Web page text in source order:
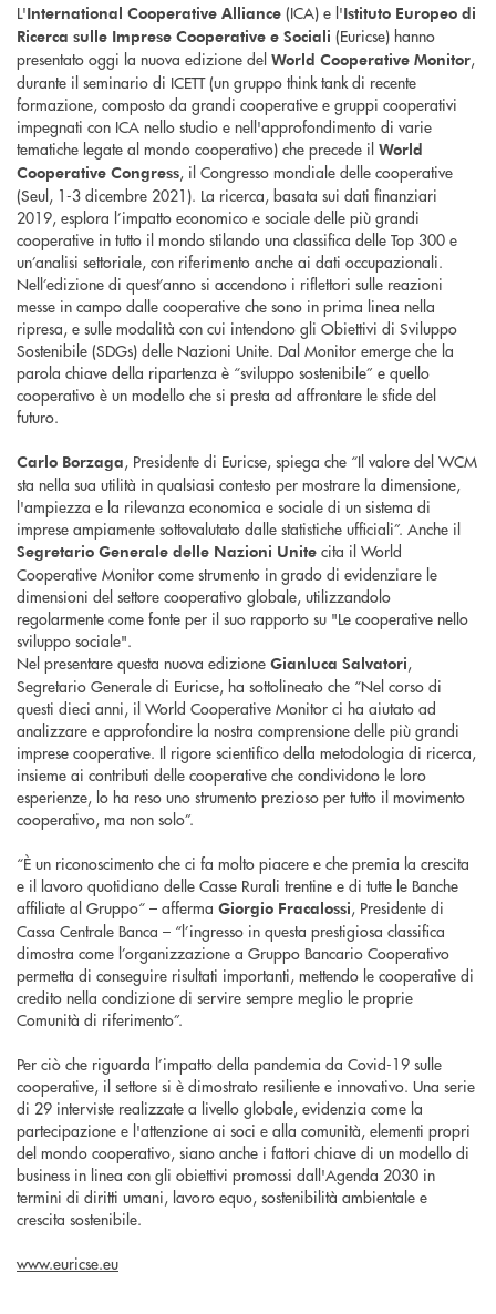
L'International Cooperative Alliance (ICA) e l'Istituto Europeo di
Ricerca sulle Imprese Cooperative e Sociali (Euricse) hanno
presentato oggi la nuova edizione del World Cooperative Monitor,
durante il seminario di ICETT (un gruppo think tank di recente
formazione, composto da grandi cooperative e gruppi cooperativi
impegnati con ICA nello studio e nell'approfondimento di varie
tematiche legate al mondo cooperativo) che precede il World
Cooperative Congress, il Congresso mondiale delle cooperative
(Seul, 1-3 dicembre 2021). La ricerca, basata sui dati finanziari
2019, esplora l’impatto economico e sociale delle più grandi
cooperative in tutto il mondo stilando una classifica delle Top 300 e
un’analisi settoriale, con riferimento anche ai dati occupazionali.
Nell’edizione di quest’anno si accendono i riflettori sulle reazioni
messe in campo dalle cooperative che sono in prima linea nella
ripresa, e sulle modalità con cui intendono gli Obiettivi di Sviluppo
Sostenibile (SDGs) delle Nazioni Unite. Dal Monitor emerge che la
parola chiave della ripartenza è “sviluppo sostenibile” e quello
cooperativo è un modello che si presta ad affrontare le sfide del
futuro.
Carlo Borzaga, Presidente di Euricse, spiega che “Il valore del WCM
sta nella sua utilità in qualsiasi contesto per mostrare la dimensione,
l'ampiezza e la rilevanza economica e sociale di un sistema di
imprese ampiamente sottovalutato dalle statistiche ufficiali”. Anche il
Segretario Generale delle Nazioni Unite cita il World
Cooperative Monitor come strumento in grado di evidenziare le
dimensioni del settore cooperativo globale, utilizzandolo
regolarmente come fonte per il suo rapporto su "Le cooperative nello
sviluppo sociale".
Nel presentare questa nuova edizione Gianluca Salvatori,
Segretario Generale di Euricse, ha sottolineato che “Nel corso di
questi dieci anni, il World Cooperative Monitor ci ha aiutato ad
analizzare e approfondire la nostra comprensione delle più grandi
imprese cooperative. Il rigore scientifico della metodologia di ricerca,
insieme ai contributi delle cooperative che condividono le loro
esperienze, lo ha reso uno strumento prezioso per tutto il movimento
cooperativo, ma non solo”.
“È un riconoscimento che ci fa molto piacere e che premia la crescita
e il lavoro quotidiano delle Casse Rurali trentine e di tutte le Banche
affiliate al Gruppo“ – afferma Giorgio Fracalossi, Presidente di
Cassa Centrale Banca – “l’ingresso in questa prestigiosa classifica
dimostra come l’organizzazione a Gruppo Bancario Cooperativo
permetta di conseguire risultati importanti, mettendo le cooperative di
credito nella condizione di servire sempre meglio le proprie
Comunità di riferimento”.
Per ciò che riguarda l’impatto della pandemia da Covid-19 sulle
cooperative, il settore si è dimostrato resiliente e innovativo. Una serie
di 29 interviste realizzate a livello globale, evidenzia come la
partecipazione e l'attenzione ai soci e alla comunità, elementi propri
del mondo cooperativo, siano anche i fattori chiave di un modello di
business in linea con gli obiettivi promossi dall'Agenda 2030 in
termini di diritti umani, lavoro equo, sostenibilità ambientale e
crescita sostenibile.
www.euricse.eu